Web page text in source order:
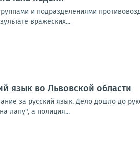
и подразделениями
вражеских...
язык во Львовской области
за русский язык. Дело дошло до
лапу", а полиция...